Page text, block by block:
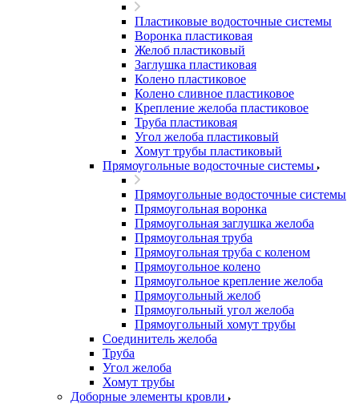
Пластиковые водосточные системы
Воронка пластиковая
Желоб пластиковый
Заглушка пластиковая
Колено пластиковое
Колено сливное пластиковое
Крепление желоба пластиковое
Труба пластиковая
Угол желоба пластиковый
Хомут трубы пластиковый
Прямоугольные водосточные системы
Прямоугольные водосточные системы
Прямоугольная воронка
Прямоугольная заглушка желоба
Прямоугольная труба
Прямоугольная труба c коленом
Прямоугольное колено
Прямоугольное крепление желоба
Прямоугольный желоб
Прямоугольный угол желоба
Прямоугольный хомут трубы
Соединитель желоба
Труба
Угол желоба
Хомут трубы
Доборные элементы кровли